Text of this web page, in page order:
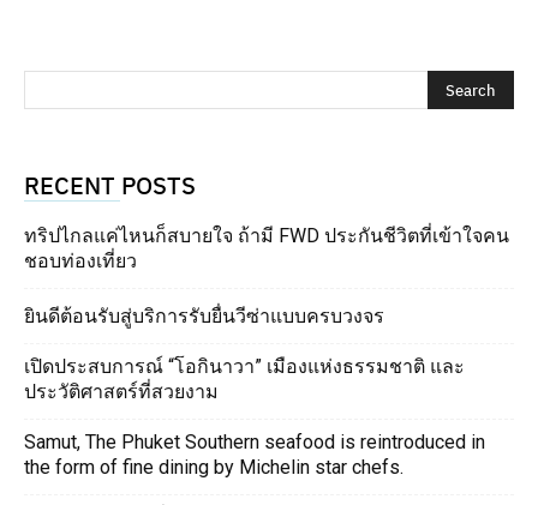
RECENT POSTS
ทริปไกลแค่ไหนก็สบายใจ ถ้ามี FWD ประกันชีวิตที่เข้าใจคน
ชอบท่องเที่ยว
ยินดีต้อนรับสู่บริการรับยื่นวีซ่าแบบครบวงจร
เปิดประสบการณ์ “โอกินาวา” เมืองแห่งธรรมชาติ และ
ประวัติศาสตร์ที่สวยงาม
Samut, The Phuket Southern seafood is reintroduced in
the form of fine dining by Michelin star chefs.